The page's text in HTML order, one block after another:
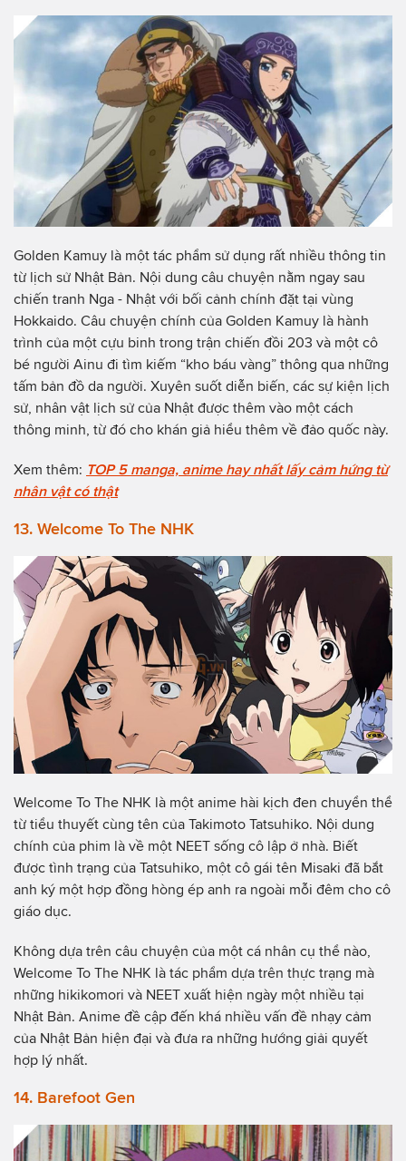
Golden Kamuy là một tác phẩm sử dụng rất nhiều thông tin
từ lịch sử Nhật Bản. Nội dung câu chuyện nằm ngay sau
chiến tranh Nga - Nhật với bối cảnh chính đặt tại vùng
Hokkaido. Câu chuyện chính của Golden Kamuy là hành
trình của một cựu binh trong trận chiến đồi 203 và một cô
bé người Ainu đi tìm kiếm “kho báu vàng” thông qua những
tấm bản đồ da người. Xuyên suốt diễn biến, các sự kiện lịch
sử, nhân vật lịch sử của Nhật được thêm vào một cách
thông minh, từ đó cho khán giả hiểu thêm về đảo quốc này.
Xem thêm: TOP 5 manga, anime hay nhất lấy cảm hứng từ
nhân vật có thật
13. Welcome To The NHK
Welcome To The NHK là một anime hài kịch đen chuyển thể
từ tiểu thuyết cùng tên của Takimoto Tatsuhiko. Nội dung
chính của phim là về một NEET sống cô lập ở nhà. Biết
được tình trạng của Tatsuhiko, một cô gái tên Misaki đã bắt
anh ký một hợp đồng hòng ép anh ra ngoài mỗi đêm cho cô
giáo dục.
Không dựa trên câu chuyện của một cá nhân cụ thể nào,
Welcome To The NHK là tác phẩm dựa trên thực trạng mà
những hikikomori và NEET xuất hiện ngày một nhiều tại
Nhật Bản. Anime đề cập đến khá nhiều vấn đề nhạy cảm
của Nhật Bản hiện đại và đưa ra những hướng giải quyết
hợp lý nhất.
14. Barefoot Gen